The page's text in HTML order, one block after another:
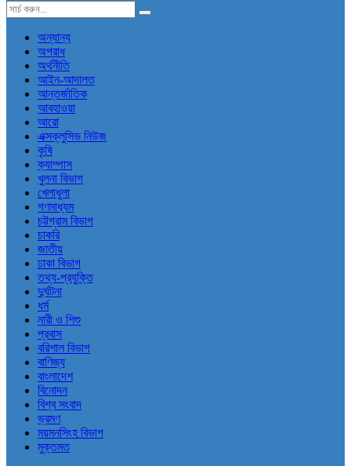
অন্যান্য
অপরাধ
অর্থনীতি
আইন-আদালত
আন্তর্জাতিক
আবহাওয়া
আরো
এক্সক্লুসিভ নিউজ
কৃষি
ক্যাম্পাস
খুলনা বিভাগ
খেলাধুলা
গণমাধ্যম
চট্টগ্রাম বিভাগ
চাকরি
জাতীয়
ঢাকা বিভাগ
তথ্য-প্রযুক্তি
দুর্ঘটনা
ধর্ম
নারী ও শিশু
প্রবাস
বরিশাল বিভাগ
বাণিজ্য
বাংলাদেশ
বিনোদন
বিশ্ব সংবাদ
ভ্রমণ
ময়মনসিংহ বিভাগ
মুক্তমত